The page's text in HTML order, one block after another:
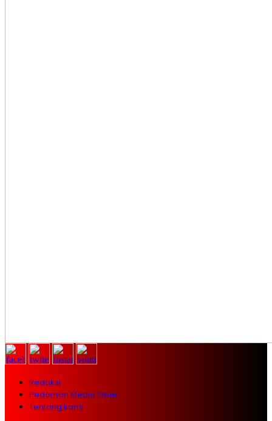
Redaksi
Pedoman Media Siber
Tentang kami